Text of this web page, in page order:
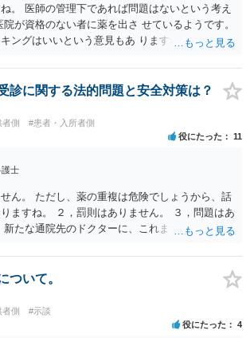
。 医師の管理下であれば問題はないという考え
が資格のない者に薬を出さ せているようです。
ングはいいという意見もあ りますね。 また患者
かなり金額が低くなるようです。 したがって、
いですね。 あなたが罪になることは、まったくあ
ら、２週間ルールにのっとってやめたほう がいい
診に関する法的問題と安全対策は？
者側 #患者・入所者側
役にたった 11
護士
ん。 ただし、薬の重複は危険でしょうから、話
ますね。 ２，罰則はありません。 ３，問題はあ
新たな通院先のドクターに、これまでの経緯を話
ついて。
者側 #示談
役にたった 4